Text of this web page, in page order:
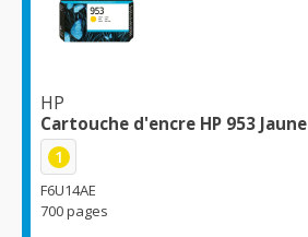
HP
Cartouche d'encre HP 953 Jaune
1
F6U14AE
700 pages